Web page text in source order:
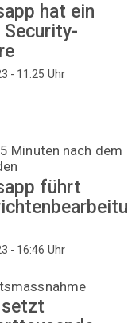
hat ein
Security-
- 11:25 Uhr
Minuten nach dem
führt
- 16:46 Uhr